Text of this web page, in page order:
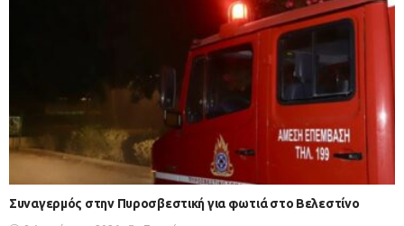
Συναγερμός στην Πυροσβεστική για φωτιά στο Βελεστίνο